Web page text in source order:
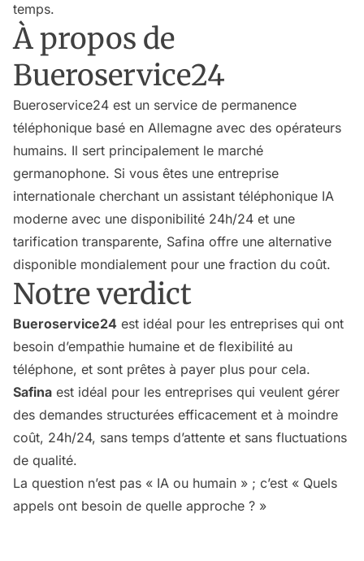
temps.
À propos de
Bueroservice24
Bueroservice24 est un service de permanence
téléphonique basé en Allemagne avec des opérateurs
humains. Il sert principalement le marché
germanophone. Si vous êtes une entreprise
internationale cherchant un assistant téléphonique IA
moderne avec une disponibilité 24h/24 et une
tarification transparente, Safina offre une alternative
disponible mondialement pour une fraction du coût.
Notre verdict
Bueroservice24 est idéal pour les entreprises qui ont
besoin d’empathie humaine et de flexibilité au
téléphone, et sont prêtes à payer plus pour cela.
Safina est idéal pour les entreprises qui veulent gérer
des demandes structurées efficacement et à moindre
coût, 24h/24, sans temps d’attente et sans fluctuations
de qualité.
La question n’est pas « IA ou humain » ; c’est « Quels
appels ont besoin de quelle approche ? »